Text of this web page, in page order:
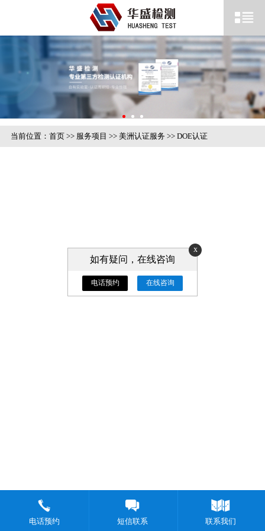
当前位置： 首页>> 服务项目 >> 美洲认证服务 >> DOE认证
电话预约 短信联系 联系我们
x
如有疑问，在线咨询
电话预约 在线咨询